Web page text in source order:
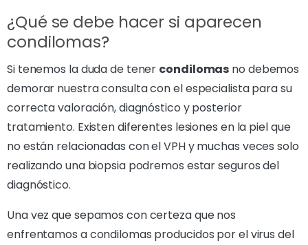
¿Qué se debe hacer si aparecen
condilomas?
Si tenemos la duda de tener condilomas no debemos
demorar nuestra consulta con el especialista para su
correcta valoración, diagnóstico y posterior
tratamiento. Existen diferentes lesiones en la piel que
no están relacionadas con el VPH y muchas veces solo
realizando una biopsia podremos estar seguros del
diagnóstico.
Una vez que sepamos con certeza que nos
enfrentamos a condilomas producidos por el virus del